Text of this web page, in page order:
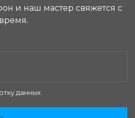
и наш мастер свяжется с
данных